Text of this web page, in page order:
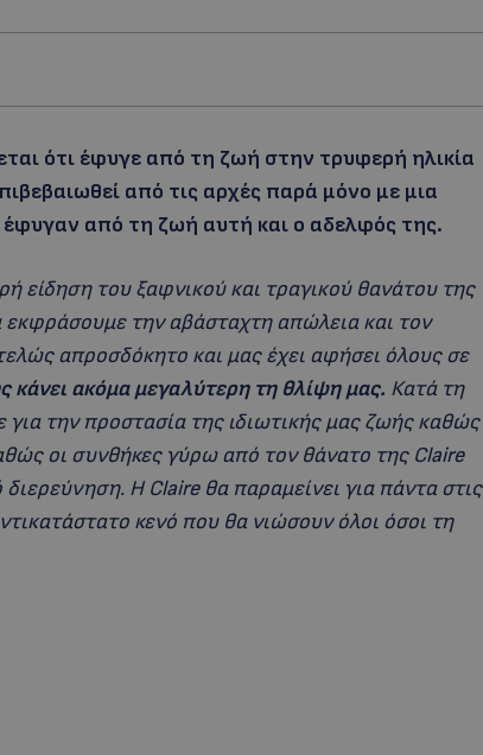
ότι έφυγε από τη ζωή στην τρυφερή ηλικία
από τις αρχές παρά μόνο με μια
έφυγαν από τη ζωή αυτή και ο αδελφός της.
είδηση του ξαφνικού και τραγικού θανάτου της
την αβάσταχτη απώλεια και τον
απροσδόκητο και μας έχει αφήσει όλους σε
κάνει ακόμα μεγαλύτερη τη θλίψη μας. Κατά τη
την προστασία της ιδιωτικής μας ζωής καθώς
οι συνθήκες γύρω από τον θάνατο της Claire
Η Claire θα παραμείνει για πάντα στις
κενό που θα νιώσουν όλοι όσοι τη